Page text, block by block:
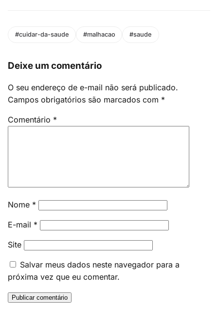
#cuidar-da-saude #malhacao #saude
Deixe um comentário
O seu endereço de e-mail não será publicado.
Campos obrigatórios são marcados com *
Comentário *
Nome *
E-mail *
Site
Salvar meus dados neste navegador para a
próxima vez que eu comentar.